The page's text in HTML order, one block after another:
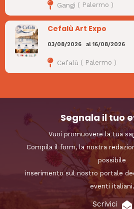
Gangi ( Palermo )
Cefalù Art Expo
03/08/2026 al16/08/2026
Cefalù ( Palermo )
Segnala il tuo
Vuoi promuovere la tua
Compila il form, la nostra
possibile
inserimento sul nostro portale
eventi italiani.
Scrivici